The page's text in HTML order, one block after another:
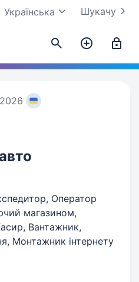
Шукачу
Українська
Оператор
магазином,
Вантажник,
Монтажник інтернету